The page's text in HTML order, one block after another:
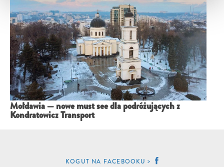
Mołdawia — nowe must see dla podróżujących z
Kondratowicz Transport
KOGUT NA FACEBOOKU